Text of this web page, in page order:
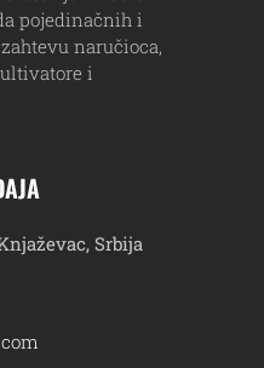
pojedinačnih i
naručioca,
i
Srbija